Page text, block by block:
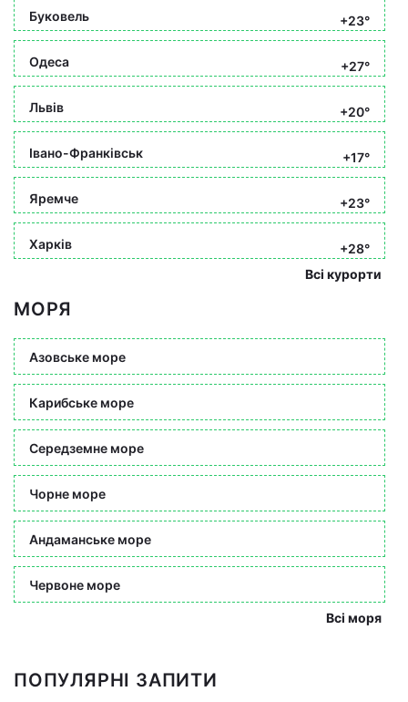
Буковель +23°
Одеса +27°
Львів +20°
Івано-Франківськ +17°
Яремче +23°
Харків
+28°
Всі курорти
МОРЯ
Азовське море
Карибське море
Середземне море
Чорне море
Андаманське море
Червоне море
Всі моря
ПОПУЛЯРНІ ЗАПИТИ